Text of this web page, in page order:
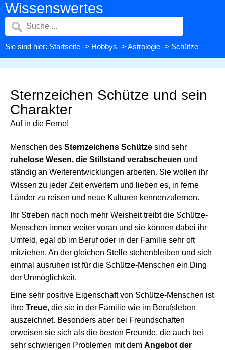
Wissenswertes
Sie sind hier: Startseite -> Hobbys -> Astrologie -> Schütze
Sternzeichen Schütze und sein
Charakter
Auf in die Ferne!
Menschen des Sternzeichens Schütze sind sehr
ruhelose Wesen, die Stillstand verabscheuen und
ständig an Weiterentwicklungen arbeiten. Sie wollen ihr
Wissen zu jeder Zeit erweitern und lieben es, in ferne
Länder zu reisen und neue Kulturen kennenzulernen.
Ihr Streben nach noch mehr Weisheit treibt die Schütze-
Menschen immer weiter voran und sie können dabei ihr
Umfeld, egal ob im Beruf oder in der Familie sehr oft
mitziehen. An der gleichen Stelle stehenbleiben und sich
einmal ausruhen ist für die Schütze-Menschen ein Ding
der Unmöglichkeit.
Eine sehr positive Eigenschaft von Schütze-Menschen ist
ihre Treue, die sie in der Familie wie im Berufsleben
auszeichnet. Besonders aber bei Freundschaften
erweisen sie sich als die besten Freunde, die auch bei
sehr schwierigen Problemen mit dem Angebot der